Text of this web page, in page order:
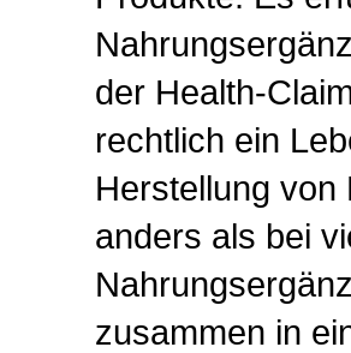
der Health-
rechtlich ein
Herstellung
anders als bei
zusammen in